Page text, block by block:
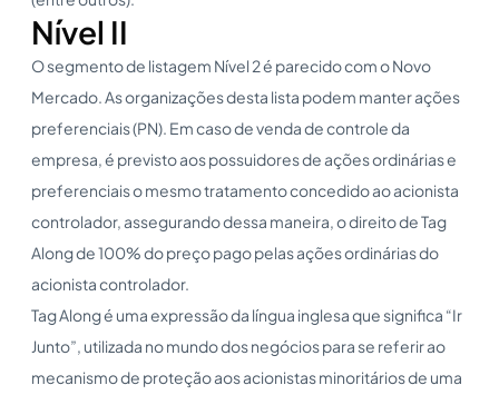
Nível II
O segmento de listagem Nível 2 é parecido com o Novo
Mercado. As organizações desta lista podem manter ações
preferenciais (PN). Em caso de venda de controle da
empresa, é previsto aos possuidores de ações ordinárias e
preferenciais o mesmo tratamento concedido ao acionista
controlador, assegurando dessa maneira, o direito de Tag
Along de 100% do preço pago pelas ações ordinárias do
acionista controlador.
Tag Along é uma expressão da língua inglesa que significa “Ir
Junto”, utilizada no mundo dos negócios para se referir ao
mecanismo de proteção aos acionistas minoritários de uma